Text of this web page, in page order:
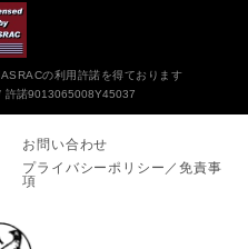
の利用許諾を得ております
許諾9013065008Y45037
お問い合わせ
プライバシーポリシー／免責事
項